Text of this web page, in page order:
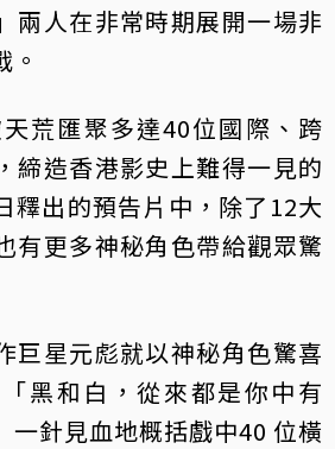
兩人在非常時期展開一場非
天荒匯聚多達40位國際、跨
締造香港影史上難得一見的
釋出的預告片中，除了12大
有更多神秘角色帶給觀眾驚
巨星元彪就以神秘角色驚喜
黑和白，從來都是你中有
一針見血地概括戲中40 位橫